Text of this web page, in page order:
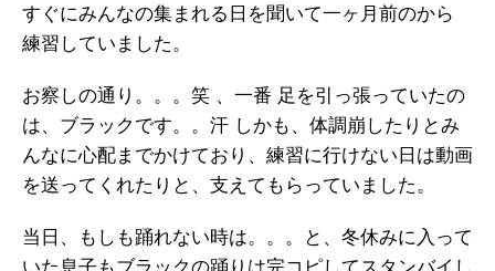
すぐにみんなの集まれる日を聞いて一ヶ月前のから
練習していました。
お察しの通り。。。笑 、一番 足を引っ張っていたの
は、ブラックです。。汗 しかも、体調崩したりとみ
んなに心配までかけており、練習に行けない日は動画
を送ってくれたりと、支えてもらっていました。
当日、もしも踊れない時は。。。と、冬休みに入って